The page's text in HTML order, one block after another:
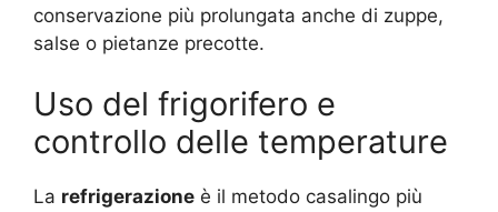
conservazione più prolungata anche di zuppe,
salse o pietanze precotte.
Uso del frigorifero e
controllo delle temperature
La refrigerazione è il metodo casalingo più